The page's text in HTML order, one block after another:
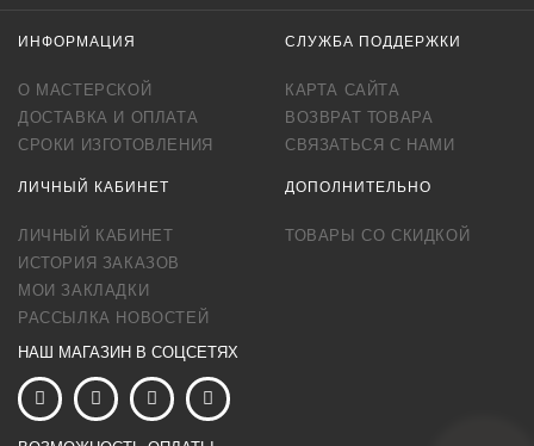
ИНФОРМАЦИЯ
О МАСТЕРСКОЙ
ДОСТАВКА И ОПЛАТА
СРОКИ ИЗГОТОВЛЕНИЯ
СЛУЖБА ПОДДЕРЖКИ
КАРТА САЙТА
ВОЗВРАТ ТОВАРА
СВЯЗАТЬСЯ С НАМИ
ЛИЧНЫЙ КАБИНЕТ
ЛИЧНЫЙ КАБИНЕТ
ИСТОРИЯ ЗАКАЗОВ
МОИ ЗАКЛАДКИ
РАССЫЛКА НОВОСТЕЙ
ДОПОЛНИТЕЛЬНО
ТОВАРЫ СО СКИДКОЙ
НАШ МАГАЗИН В СОЦСЕТЯХ